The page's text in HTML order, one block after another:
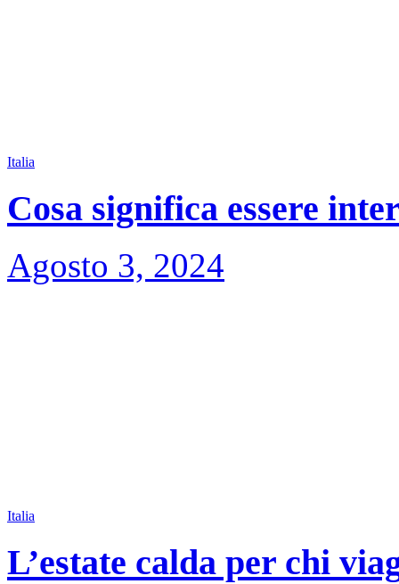
Italia
Cosa significa essere
Agosto 3, 2024
Italia
L’estate calda per chi